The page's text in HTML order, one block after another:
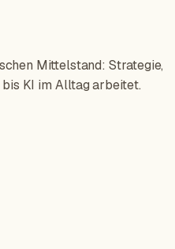
Mittelstand: Strategie,
KI im Alltag arbeitet.